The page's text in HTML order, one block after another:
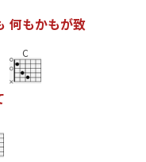
何もかもが致
C